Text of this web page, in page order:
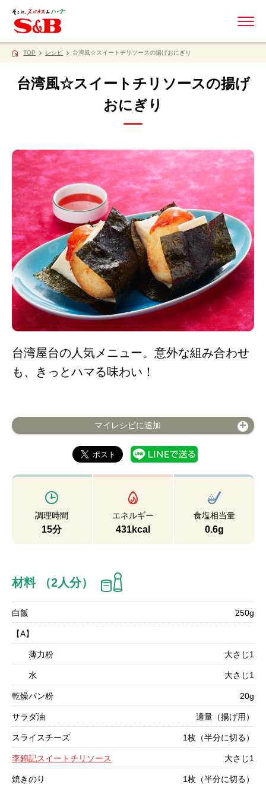
TOP レシピ 台湾風☆スイートチリソースの揚げおにぎり
台湾風☆スイートチリソースの揚げ
おにぎり
台湾屋台の人気メニュー。意外な組み合わせ
も、きっとハマる味わい！
マイレシピに追加
調理時間
15分
エネルギー
431kcal
食塩相当量
0.6g
材料 （2人分）
白飯 250g
【A】
薄力粉 大さじ1
水 大さじ1
乾燥パン粉 20g
サラダ油 適量（揚げ用）
スライスチーズ 1枚（半分に切る）
李錦記スイートチリソース 大さじ1
焼きのり 1枚（半分に切る）